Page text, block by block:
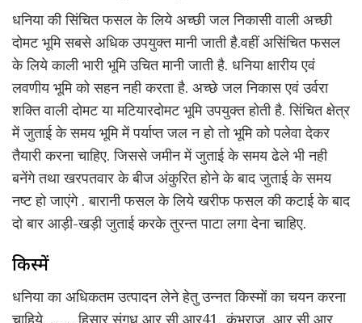
धनिया की सिंचित फसल के लिये अच्छी जल निकासी वाली अच्छी
दोमट भूमि सबसे अधिक उपयुक्त मानी जाती है.वहीं असिंचित फसल
के लिये काली भारी भूमि उचित मानी जाती है. धनिया क्षारीय एवं
लवणीय भूमि को सहन नही करता है. अच्छे जल निकास एवं उर्वरा
शक्ति वाली दोमट या मटियारदोमट भूमि उपयुक्त होती है. सिंचित क्षेत्र
में जुताई के समय भूमि में पर्याप्त जल न हो तो भूमि को पलेवा देकर
तैयारी करना चाहिए. जिससे जमीन में जुताई के समय ढेले भी नही
बनेंगे तथा खरपतवार के बीज अंकुरित होने के बाद जुताई के समय
नष्ट हो जाएंगे . बारानी फसल के लिये खरीफ फसल की कटाई के बाद
दो बार आड़ी-खड़ी जुताई करके तुरन्त पाटा लगा देना चाहिए.
किस्में
धनिया का अधिकतम उत्पादन लेने हेतु उन्नत किस्मों का चयन करना
चाहिये. ,,,,,,,हिसार सुंगध,आर सी आर41, कुंभराज, आर सी आर